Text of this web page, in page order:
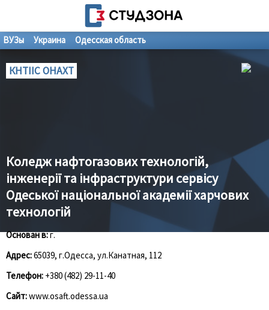
ВУЗы Украина Одесская область
КНТІІС ОНАХТ
Коледж нафтогазових технологій,
інженерії та інфраструктури сервісу
Одеської національної академії харчових
технологій
Основан в:г.
Адрес:65039, г.Одесса, ул.Канатная, 112
Телефон: +380 (482) 29-11-40
Сайт:www.osaft.odessa.ua